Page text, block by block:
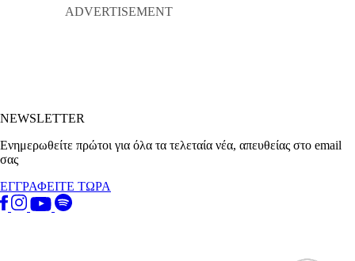
NEWSLETTER
Ενημερωθείτε πρώτοι για όλα τα τελεταία νέα, απευθείας στο email
σας
ΕΓΓΡΑΦΕΙΤΕ ΤΩΡΑ